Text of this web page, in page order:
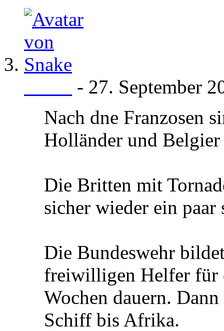
- 27. September
Nach dne Franzosen
Holländer und
Die Britten mit
sicher wieder ein
Die Bundeswehr
freiwilligen Helfer für
Wochen dauern.
Schiff bis Afrika.